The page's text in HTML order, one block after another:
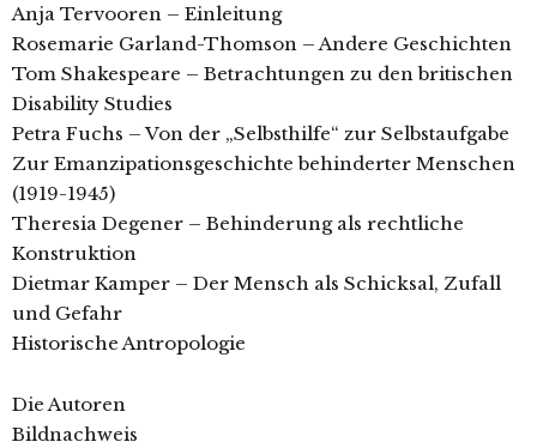
Anja Tervooren – Einleitung
Rosemarie Garland-Thomson – Andere Geschichten
Tom Shakespeare – Betrachtungen zu den britischen
Disability Studies
Petra Fuchs – Von der „Selbsthilfe“ zur Selbstaufgabe
Zur Emanzipationsgeschichte behinderter Menschen
(1919-1945)
Theresia Degener – Behinderung als rechtliche
Konstruktion
Dietmar Kamper – Der Mensch als Schicksal, Zufall
und Gefahr
Historische Antropologie
Die Autoren
Bildnachweis